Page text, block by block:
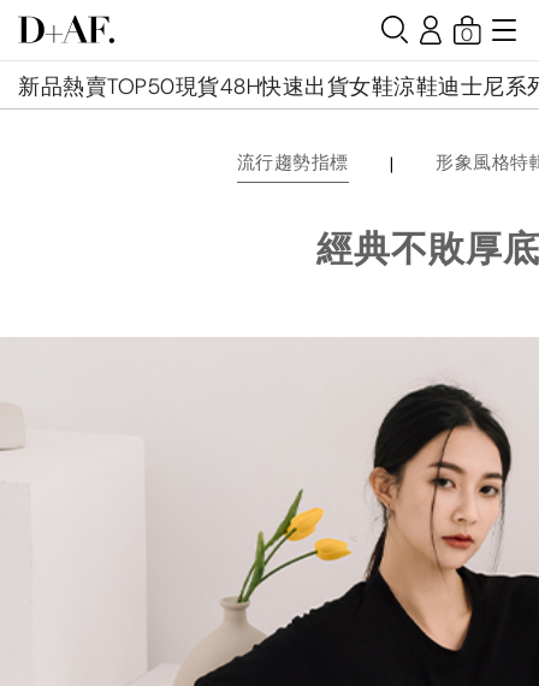
新品熱賣TOP50現貨48H快速出貨女鞋涼鞋迪士尼系
0
流行趨勢指標 | 形象風格特
經典不敗厚